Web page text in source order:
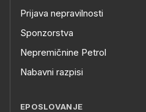
Prijava nepravilnosti
Sponzorstva
Nepremičnine Petrol
Nabavni razpisi
EPOSLOVANJE